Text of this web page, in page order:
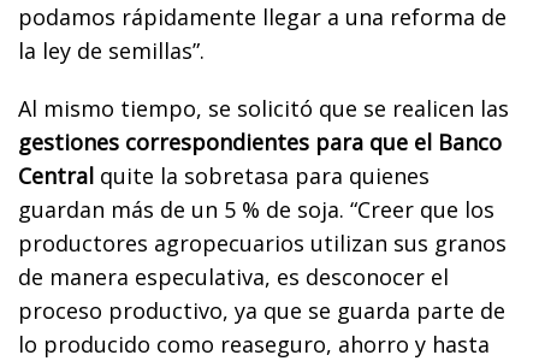
podamos rápidamente llegar a una reforma de
la ley de semillas”.
Al mismo tiempo, se solicitó que se realicen las
gestiones correspondientes para que el Banco
Central quite la sobretasa para quienes
guardan más de un 5 % de soja. “Creer que los
productores agropecuarios utilizan sus granos
de manera especulativa, es desconocer el
proceso productivo, ya que se guarda parte de
lo producido como reaseguro, ahorro y hasta